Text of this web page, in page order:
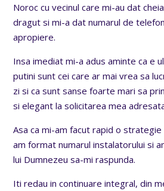
Noroc cu vecinul care mi-au dat
dragut si mi-a dat numarul de
apropiere.
Insa imediat mi-a adus aminte ca e
putini sunt cei care ar mai vrea sa
zi si ca sunt sanse foarte mari sa
si elegant la solicitarea mea
Asa ca mi-am facut rapid o strategie
am format numarul instalatorului si
lui Dumnezeu sa-mi raspunda.
Iti redau in continuare integral, din